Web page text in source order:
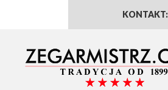
KONTAKT: